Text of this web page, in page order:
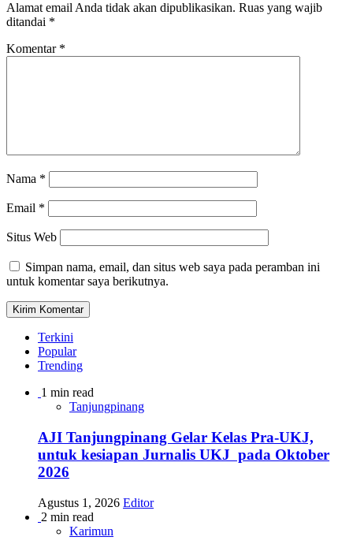
Alamat email Anda tidak akan dipublikasikan. Ruas yang wajib
ditandai *
Komentar *
Nama *
Email *
Situs Web
Simpan nama, email, dan situs web saya pada peramban ini
untuk komentar saya berikutnya.
Terkini
Popular
Trending
1 min read
Tanjungpinang
AJI Tanjungpinang Gelar Kelas Pra-UKJ,
untuk kesiapan Jurnalis UKJ pada Oktober
2026
Agustus 1, 2026 Editor
2 min read
Karimun